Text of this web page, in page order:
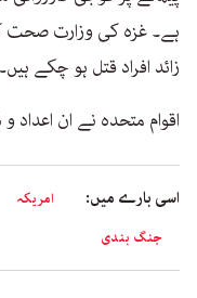
زائد افراد قتل ہو چکے ہیں۔
اقوام متحدہ نے ان اعداد و
اسی بارے میں: امریکہ
جنگ بندی